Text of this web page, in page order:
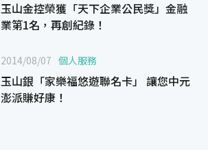
玉山金控榮獲「天下企業公民獎」金融
業第1名，再創紀錄！
2014/08/07 個人服務
玉山銀「家樂福悠遊聯名卡」 讓您中元
澎派賺好康！